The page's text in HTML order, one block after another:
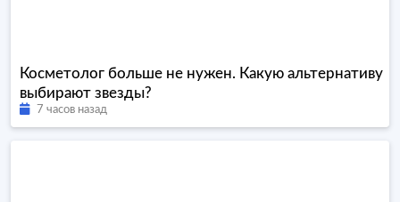
Косметолог больше не нужен. Какую альтернативу
выбирают звезды?
7 часов назад